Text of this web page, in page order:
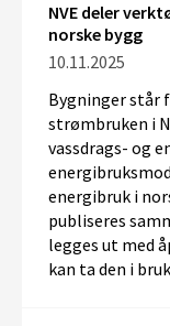
NVE deler
norske bygg
10.11.2025
Bygninger står
strømbruken i
vassdrags- og
energibruk i
publiseres
legges ut med
kan ta den i